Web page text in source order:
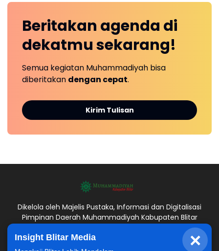
×
Insight Blitar Media
Beritakan agenda di
dekatmusekarang!
Semua kegiatan Muhammadiyah bisa
diberitakan dengan cepat.
Kirim Tulisan
Dikelola oleh Majelis Pustaka, Informasi dan Digitalisasi
Pimpinan Daerah Muhammadiyah Kabupaten Blitar
Redaksi Kontak Kami